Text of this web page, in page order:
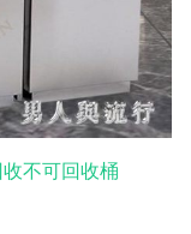
不可回收桶